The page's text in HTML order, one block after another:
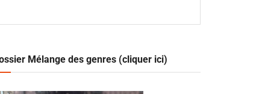
Mélange des genres (cliquer ici)